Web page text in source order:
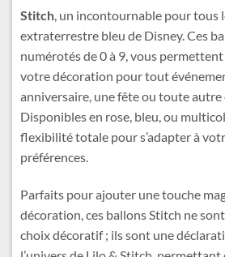
Stitch, un incontournable pour tous
extraterrestre bleu de Disney. Ces
numérotés de 0 à 9, vous
votre décoration pour tout
anniversaire, une fête ou toute
Disponibles en rose, bleu, ou
flexibilité totale pour s’adapter à
préférences.
Parfaits pour ajouter une touche
décoration, ces ballons Stitch ne
choix décoratif ; ils sont une